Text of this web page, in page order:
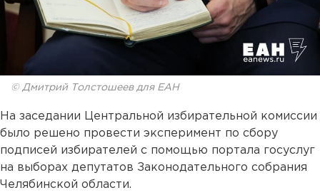
© Дмитрий Толстошеев для ЕАН
На заседании Центральной избирательной комиссии
было решено провести эксперимент по сбору
подписей избирателей с помощью портала госуслуг
на выборах депутатов Законодательного собрания
Челябинской области.